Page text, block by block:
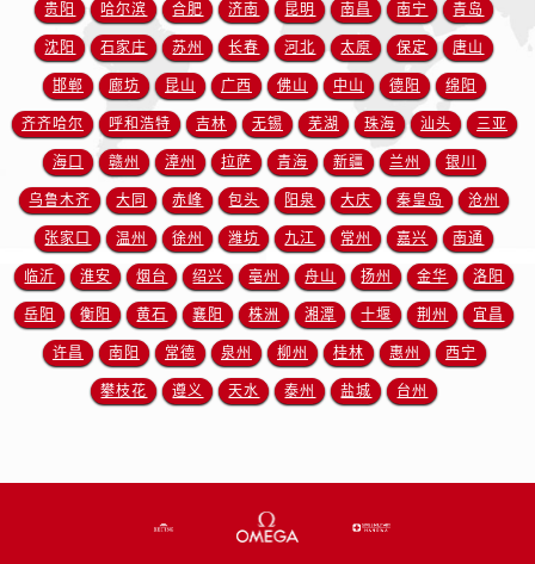
江苏省扬州市邗江区国展路29号星耀天地写字楼1号楼18层1803室欧米茄售后服务中心（需提前预约）
江苏省镇江市京口区中山东路欧米茄售后服务中心（需提前预约）
江西省抚州市临川区赣东大道欧米茄售后服务中心（需提前预约）
江西省赣州市章贡区文清路欧米茄售后服务中心（需提前预约）
江西省吉安市吉州区井冈山大道欧米茄售后服务中心（需提前预约）
江西省景德镇市珠山区珠山中路欧米茄售后服务中心（需提前预约）
江西省九江市浔阳区浔阳路欧米茄售后服务中心（需提前预约）
江西省南昌市红谷滩新区红谷中大道998号绿地双子塔（中央广场）A1座办公楼14层1407室欧米茄售后服务中心（需提前预约）
江西省萍乡市安源区萍安北大道与康庄路交叉口欧米茄售后服务中心（需提前预约）
江西省上饶市信州区滨江西路欧米茄售后服务中心（需提前预约）
江西省新余市渝水区北湖西路欧米茄售后服务中心（需提前预约）
山东省东营市东营区济南路欧米茄售后服务中心（需提前预约）
贵阳 哈尔滨 合肥 济南 昆明 南昌 南宁 青岛
沈阳 石家庄 苏州 长春 河北 太原 保定 唐山
邯郸 廊坊 昆山 广西 佛山 中山 德阳 绵阳
齐齐哈尔 呼和浩特 吉林 无锡 芜湖 珠海 汕头 三亚
海口 赣州 漳州 拉萨 青海 新疆 兰州 银川
乌鲁木齐 大同 赤峰 包头 阳泉 大庆 秦皇岛 沧州
张家口 温州 徐州 潍坊 九江 常州 嘉兴 南通
临沂 淮安 烟台 绍兴 亳州 舟山 扬州 金华 洛阳
岳阳 衡阳 黄石 襄阳 株洲 湘潭 十堰 荆州 宜昌
许昌 南阳 常德 泉州 柳州 桂林 惠州 西宁
攀枝花 遵义 天水 泰州 盐城 台州